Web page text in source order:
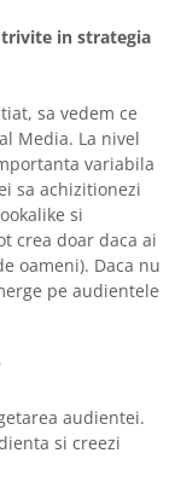
in strategia
sa vedem ce
Media. La nivel
variabila
sa achizitionezi
si
crea doar daca ai
oameni). Daca nu
pe audientele
audientei.
si creezi